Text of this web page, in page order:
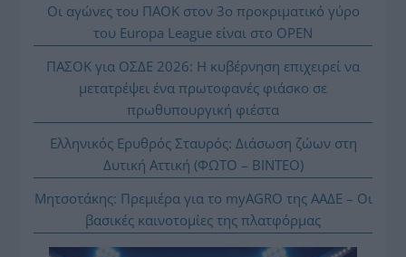
Οι αγώνες του ΠΑΟΚ στον 3ο προκριματικό γύρο
του Europa League είναι στο OPEN
ΠΑΣΟΚ για ΟΣΔΕ 2026: Η κυβέρνηση επιχειρεί να
μετατρέψει ένα πρωτοφανές φιάσκο σε
πρωθυπουργική φιέστα
Ελληνικός Ερυθρός Σταυρός: Διάσωση ζώων στη
Δυτική Αττική (ΦΩΤΟ – ΒΙΝΤΕΟ)
Μητσοτάκης: Πρεμιέρα για το myAGRO της ΑΑΔΕ – Οι
βασικές καινοτομίες της πλατφόρμας